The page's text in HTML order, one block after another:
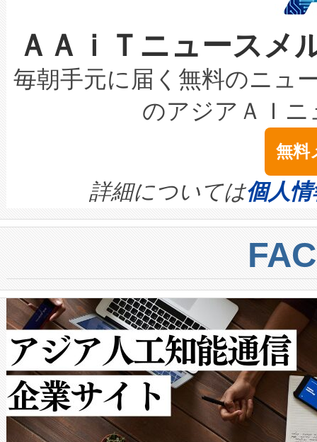
取得できる可能性もあります
設には、3億～4億ドルかか
最高経営責任者（CEO）であ
す。「当社のfully-connected
ームを利用すれば、6,000万
きます。この効率性は、フェ
限を超えて利用可能な電力容
持できるよう貢献します。こ
ービスレベル契約（SLA）違
テリー性能の劣化によるダウ
念は、現在データセンターが
ます。 Voltaiq provides a
quality and reliability for AI
BESS stack to ensure battery
centers. Voltaiqは、ai&のAI
からシステム統合、試運転、
クルの各段階のデータを監視
[…]
なレーザースポットにより、
な環境下でも豊かなディテー
キロメートル範囲を検出
LiDAR for Inspections,
は1535 nmレーザーを搭載。
イズの小径化を実現すること
す。ノーマルモードでは、
ートル先まで検出でき、これ
トに対して約600メートルに
では、反射率10％のターゲッ
で向上し、最大検知距離は
ットだけで最大1キロメート
ルの変電所周囲を監視でき、
作業と点群処理を簡素化でき
Avia 2は、2種類のFOVオプシ
ＡＡｉＴニュース
毎朝手元に届く無料のニュ
のアジアＡＩ
無料
詳細については個人